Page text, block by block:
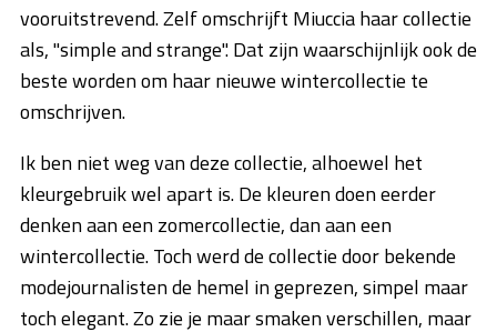
vooruitstrevend. Zelf omschrijft Miuccia haar collectie
als, "simple and strange". Dat zijn waarschijnlijk ook de
beste worden om haar nieuwe wintercollectie te
omschrijven.
Ik ben niet weg van deze collectie, alhoewel het
kleurgebruik wel apart is. De kleuren doen eerder
denken aan een zomercollectie, dan aan een
wintercollectie. Toch werd de collectie door bekende
modejournalisten de hemel in geprezen, simpel maar
toch elegant. Zo zie je maar smaken verschillen, maar